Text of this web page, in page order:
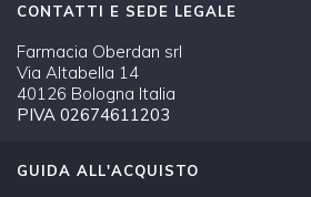
CONTATTI E SEDE LEGALE
Farmacia Oberdan srl
Via Altabella 14
40126 Bologna Italia
PIVA 02674611203
GUIDA ALL'ACQUISTO